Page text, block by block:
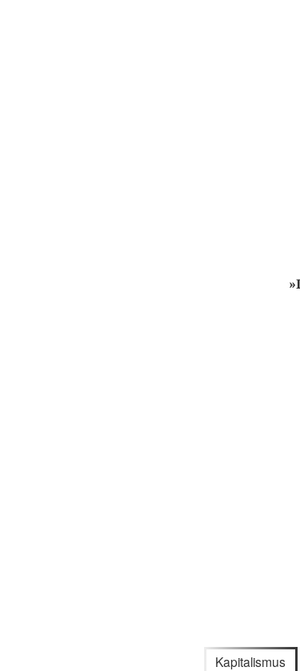
Kapitalismus